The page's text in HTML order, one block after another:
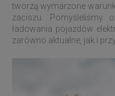
tworzą wymarzone
zaciszu.
ładowania pojazdów
zarówno aktualne, jak i